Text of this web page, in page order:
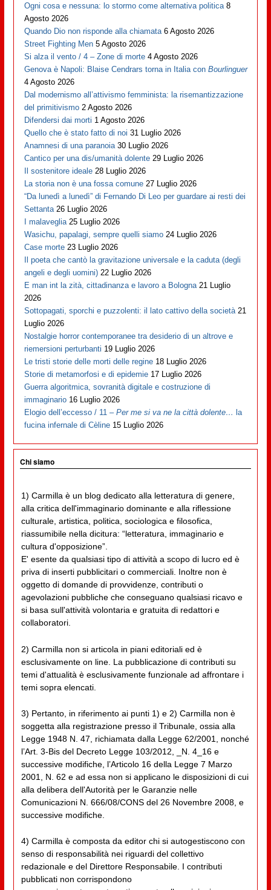
Ogni cosa e nessuna: lo stormo come alternativa politica 8
Agosto 2026
Quando Dio non risponde alla chiamata 6 Agosto 2026
Street Fighting Men 5 Agosto 2026
Si alza il vento / 4 – Zone di morte 4 Agosto 2026
Genova è Napoli: Blaise Cendrars torna in Italia conBourlinguer
4 Agosto 2026
Dal modernismo all’attivismo femminista: la risemantizzazione
del primitivismo 2 Agosto 2026
Difendersi dai morti 1 Agosto 2026
Quello che è stato fatto di noi 31 Luglio 2026
Anamnesi di una paranoia 30 Luglio 2026
Cantico per una dis/umanità dolente 29 Luglio 2026
Il sostenitore ideale 28 Luglio 2026
La storia non è una fossa comune 27 Luglio 2026
“Da lunedì a lunedì” di Fernando Di Leo per guardare ai resti dei
Settanta 26 Luglio 2026
I malaveglia 25 Luglio 2026
Wasichu, papalagi, sempre quelli siamo 24 Luglio 2026
Case morte 23 Luglio 2026
Il poeta che cantò la gravitazione universale e la caduta (degli
angeli e degli uomini) 22 Luglio 2026
E man int la zità, cittadinanza e lavoro a Bologna 21 Luglio
2026
Sottopagati, sporchi e puzzolenti: il lato cattivo della società 21
Luglio 2026
Nostalgie horror contemporanee tra desiderio di un altrove e
riemersioni perturbanti 19 Luglio 2026
Le tristi storie delle morti delle regine 18 Luglio 2026
Storie di metamorfosi e di epidemie 17 Luglio 2026
Guerra algoritmica, sovranità digitale e costruzione di
immaginario 16 Luglio 2026
Elogio dell’eccesso / 11 –Per me si va ne la città dolente… la
fucina infernale di Cèline 15 Luglio 2026
Chi siamo
1) Carmilla è un blog dedicato alla letteratura di genere,
alla critica dell'immaginario dominante e alla riflessione
culturale, artistica, politica, sociologica e filosofica,
riassumibile nella dicitura: “letteratura, immaginario e
cultura d'opposizione”.
E' esente da qualsiasi tipo di attività a scopo di lucro ed è
priva di inserti pubblicitari o commerciali. Inoltre non è
oggetto di domande di provvidenze, contributi o
agevolazioni pubbliche che conseguano qualsiasi ricavo e
si basa sull'attività volontaria e gratuita di redattori e
collaboratori.
2) Carmilla non si articola in piani editoriali ed è
esclusivamente on line. La pubblicazione di contributi su
temi d'attualità è esclusivamente funzionale ad affrontare i
temi sopra elencati.
3) Pertanto, in riferimento ai punti 1) e 2) Carmilla non è
soggetta alla registrazione presso il Tribunale, ossia alla
Legge 1948 N. 47, richiamata dalla Legge 62/2001, nonché
l’Art. 3-Bis del Decreto Legge 103/2012, _N. 4_16 e
successive modifiche, l’Articolo 16 della Legge 7 Marzo
2001, N. 62 e ad essa non si applicano le disposizioni di cui
alla delibera dell'Autorità per le Garanzie nelle
Comunicazioni N. 666/08/CONS del 26 Novembre 2008, e
successive modifiche.
4) Carmilla è composta da editor chi si autogestiscono con
senso di responsabilità nei riguardi del collettivo
redazionale e del Direttore Responsabile. I contributi
pubblicati non corrispondono